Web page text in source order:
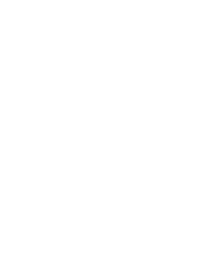
1,4 kW, 2,8 kW
omvalbeveiliging